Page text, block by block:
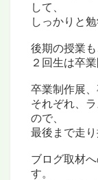
して、
しっかりと
後期の授業
２回生は卒
卒業制作展
それぞれ、
ので、
最後まで走
ブログ取材
す。